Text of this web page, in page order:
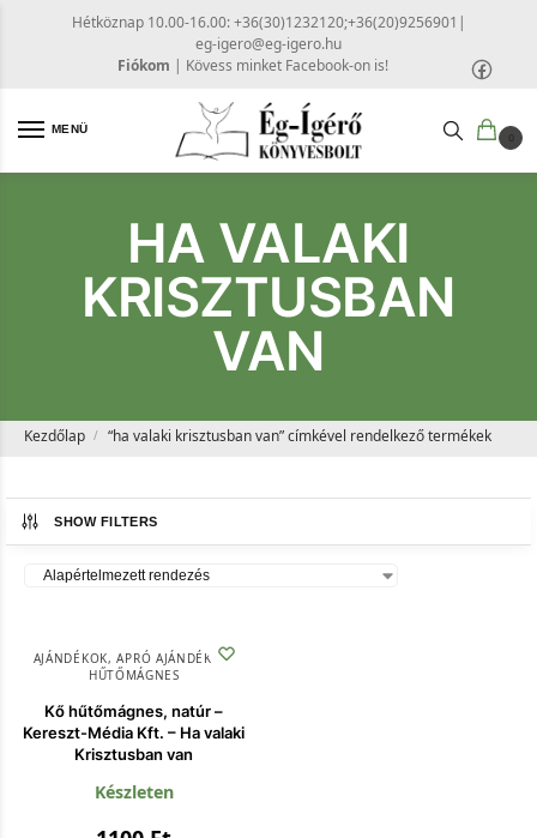
Hétköznap 10.00-16.00: +36(30)1232120;+36(20)9256901 |
eg-igero@eg-igero.hu
Fiókom | Kövess minket Facebook-on is!
MENÜ
0
HA VALAKI
KRISZTUSBAN
VAN
Kezdőlap / “ha valaki krisztusban van” címkével rendelkező termékek
SHOW FILTERS
AJÁNDÉKOK,APRÓ AJÁNDÉKOK,
HŰTŐMÁGNES
Kő hűtőmágnes, natúr –
Kereszt-Média Kft. – Ha valaki
Krisztusban van
Készleten